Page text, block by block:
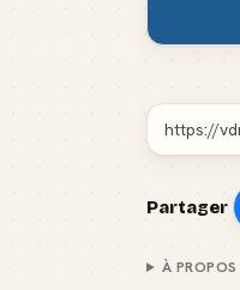
Partager
À